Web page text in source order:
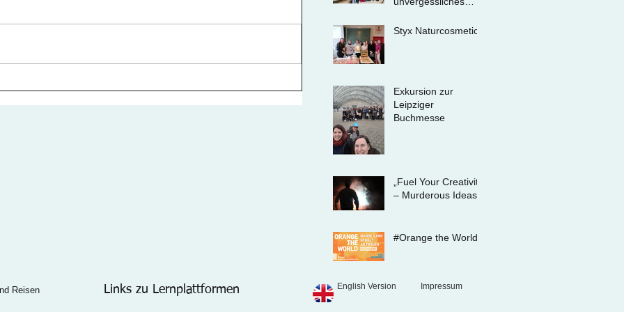
Schülerinnen und
Styx Naturcosmetic
Exkursion zur
Leipziger
Buchmesse
„Fuel Your Creativity
– Murderous Ideas“
#Orange the World
Reisen Links zu Lernplattformen English Version Impressum